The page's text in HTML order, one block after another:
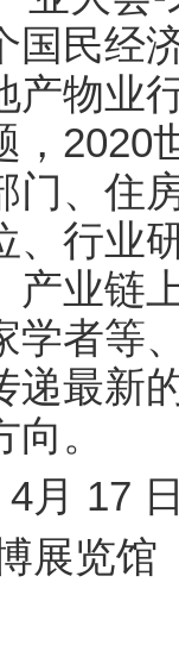
国民经
产物业
，2020
门、住
、行业
产业链
学者等
递最新
。
月 17
展览馆